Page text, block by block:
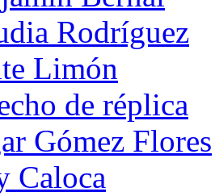
Rodríguez
Limón
de réplica
Gómez Flores
Caloca